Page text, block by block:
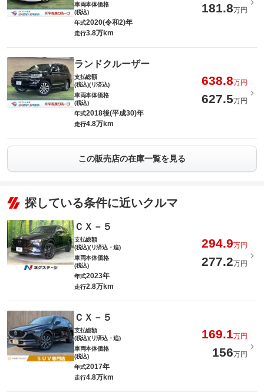
車両本体価格
(税込)
181.8万円
年式2020(令和2)年
走行3.8万km
ランドクルーザー
支払総額
(税込)(リ済込)
638.8万円
車両本体価格
(税込)
627.5万円
年式2018後(平成30)年
走行4.8万km
この販売店の在庫一覧を見る
探している条件に近いクルマ
ＣＸ－５
支払総額
(税込)(リ済込・追)
294.9万円
車両本体価格
(税込)
277.2万円
年式2023年
走行2.8万km
ＣＸ－５
支払総額
(税込)(リ済込・追)
169.1万円
車両本体価格
(税込)
156万円
年式2017年
走行4.8万km